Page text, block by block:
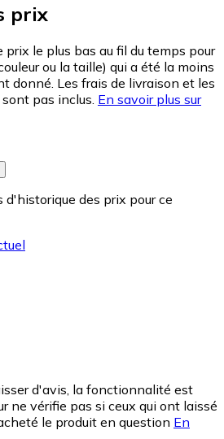
prix
prix le plus bas au fil du temps pour
ou la taille) qui a été la moins
donné. Les frais de livraison et les
pas inclus. En savoir plus sur
d'historique des prix pour ce
d'avis, la fonctionnalité est
ne vérifie pas si ceux qui ont laissé
le produit en question En